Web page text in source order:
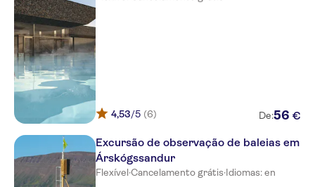
Town Square Guesthouse /
Apartments
Hrafninn Guesthouse
Acco Guesthouse, Skipagata 4
Vogar, Ferdathjonusta Ehf,
Volcano Basecamp -
Þeistareykir
4,53/5 (6) De:56 €
Excursão de observação de baleias em
Árskógssandur
Flexível·Cancelamento grátis·Idiomas: en